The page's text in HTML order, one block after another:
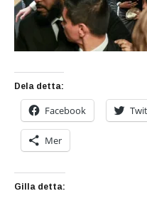
Dela detta:
Facebook
Mer
Gilla detta: